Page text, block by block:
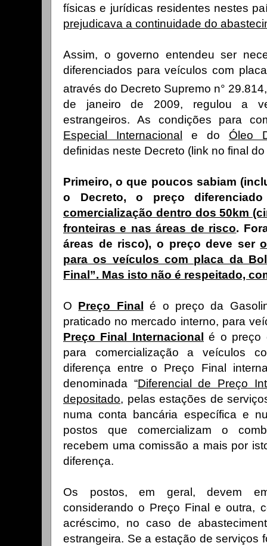
físicas e jurídicas residentes nestes
prejudicava a continuidade do
Assim, o governo entendeu ser
diferenciados para veículos com
através do Decreto Supremo n°
de janeiro de 2009, regulou a
estrangeiros. As condições para
Especial Internacional
e do Óleo
definidas neste Decreto (link no final do
Primeiro, o que poucos sabiam
o Decreto, o preço
comercialização dentro dos 50km
fronteiras e nas áreas de risco.
áreas de risco), o preço deve ser
para os veículos com placa da
Final”. Mas isto não é respeitado,
O Preço Final
é o preço da
praticado no mercado interno, para
Preço Final Internacional
é o preço
para comercialização a veículos
diferença entre o Preço Final
denominada “Diferencial de Preço
depositado, pelas estações de
numa conta bancária específica e
postos que comercializam o
recebem uma comissão a mais por
diferença.
Os postos, em geral, devem
considerando o Preço Final e outra,
acréscimo, no caso de
estrangeira. Se a estação de serviços